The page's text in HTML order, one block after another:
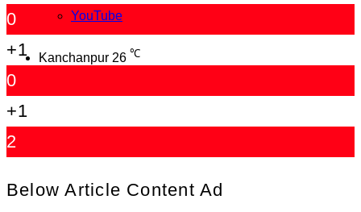
YouTube
Kanchanpur 26 ℃
0
+1
0
+1
2
Below Article Content Ad